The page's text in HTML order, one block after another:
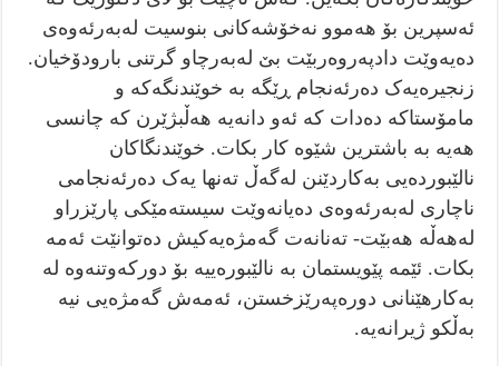
ئەسپرین بۆ هەموو نەخۆشەکانی بنوسیت لەبەرئەوەی
دەیەوێت دادپەروەربێت بێ لەبەرچاو گرتنی بارودۆخیان.
زنجیرەیەک دەرئەنجام ڕێگە بە خوێندنگەکە و
مامۆستاکە دەدات کە ئەو دانەیە هەڵبژێرن کە چانسی
هەیە بە باشترین شێوە کار بکات. خوێندنگاکان
نالێبوردەیی بەکاردێنن لەگەڵ تەنها یەک دەرئەنجامی
ناچاری لەبەرئەوەی دەیانەوێت سیستەمێکی پارێزراو
لەهەڵە هەبێت- تەنانەت گەمژەیەکیش دەتوانێت ئەمە
بکات. ئێمە پێویستمان بە نالێبورەییە بۆ دورکەوتنەوە لە
بەکارهێنانی دورەپەرێزخستن، ئەمەش گەمژەیی نیە
بەڵکو ژیرانەیە.